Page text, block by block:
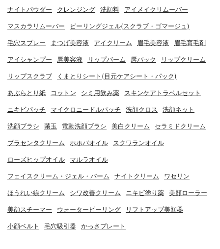
ナイトパウダー クレンジング 洗顔料 アイメイクリムーバー
マスカラリムーバー ピーリングジェル(スクラブ・ゴマージュ)
毛穴スプレー まつげ美容液 アイクリーム 眉毛美容液 眉毛育毛剤
アイシャンプー 唇美容液 リップバーム 唇パック リップクリーム
リップスクラブ くまとりシート(目元ケアシート・パック)
あぶらとり紙 コットン シミ用飲み薬 スキンケアトラベルセット
ニキビパッチ マイクロニードルパッチ 洗顔クロス 洗顔ネット
洗顔ブラシ 繭玉 電動洗顔ブラシ 美白クリーム セラミドクリーム
プラセンタクリーム ホホバオイル スクワランオイル
ローズヒップオイル マルラオイル
フェイスクリーム・ジェル・バーム ナイトクリーム ワセリン
ほうれい線クリーム シワ改善クリーム ニキビ塗り薬 美顔ローラー
美顔スチーマー ウォーターピーリング リフトアップ美顔器
小顔ベルト 毛穴吸引器 かっさプレート